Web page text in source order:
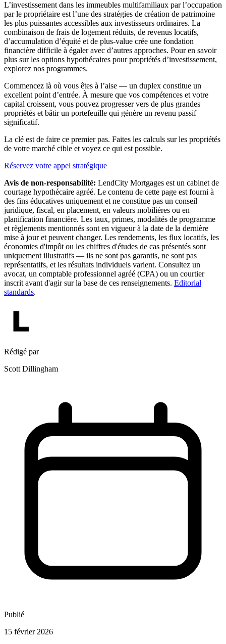
L’investissement dans les immeubles multifamiliaux par l’occupation
par le propriétaire est l’une des stratégies de création de patrimoine
les plus puissantes accessibles aux investisseurs ordinaires. La
combinaison de frais de logement réduits, de revenus locatifs,
d’accumulation d’équité et de plus-value crée une fondation
financière difficile à égaler avec d’autres approches. Pour en savoir
plus sur les options hypothécaires pour propriétés d’investissement,
explorez nos programmes.
Commencez là où vous êtes à l’aise — un duplex constitue un
excellent point d’entrée. À mesure que vos compétences et votre
capital croissent, vous pouvez progresser vers de plus grandes
propriétés et bâtir un portefeuille qui génère un revenu passif
significatif.
La clé est de faire ce premier pas. Faites les calculs sur les propriétés
de votre marché cible et voyez ce qui est possible.
Réservez votre appel stratégique
Avis de non-responsabilité: LendCity Mortgages est un cabinet de
courtage hypothécaire agréé. Le contenu de cette page est fourni à
des fins éducatives uniquement et ne constitue pas un conseil
juridique, fiscal, en placement, en valeurs mobilières ou en
planification financière. Les taux, primes, modalités de programme
et règlements mentionnés sont en vigueur à la date de la dernière
mise à jour et peuvent changer. Les rendements, les flux locatifs, les
économies d'impôt ou les chiffres d'études de cas présentés sont
uniquement illustratifs — ils ne sont pas garantis, ne sont pas
représentatifs, et les résultats individuels varient. Consultez un
avocat, un comptable professionnel agréé (CPA) ou un courtier
inscrit avant d'agir sur la base de ces renseignements. Editorial
standards.
Rédigé par
Scott Dillingham
Publié
15 février 2026